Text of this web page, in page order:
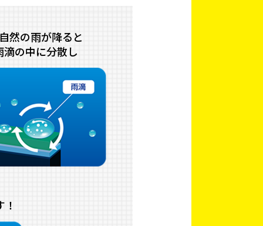
然の雨が降ると
滴の中に分散し